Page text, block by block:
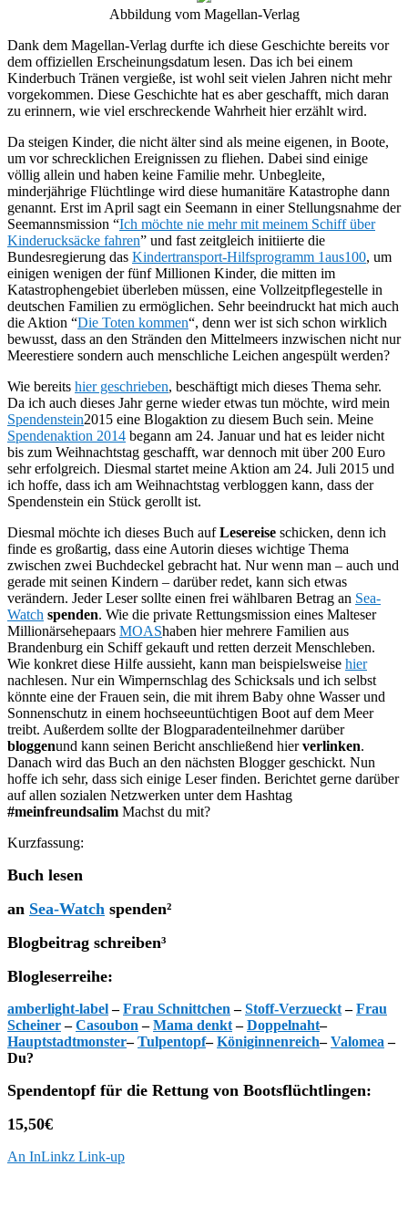
Abbildung vom Magellan-Verlag
Dank dem Magellan-Verlag durfte ich diese Geschichte bereits vor
dem offiziellen Erscheinungsdatum lesen. Das ich bei einem
Kinderbuch Tränen vergieße, ist wohl seit vielen Jahren nicht mehr
vorgekommen. Diese Geschichte hat es aber geschafft, mich daran
zu erinnern, wie viel erschreckende Wahrheit hier erzählt wird.
Da steigen Kinder, die nicht älter sind als meine eigenen, in Boote,
um vor schrecklichen Ereignissen zu fliehen. Dabei sind einige
völlig allein und haben keine Familie mehr. Unbegleite,
minderjährige Flüchtlinge wird diese humanitäre Katastrophe dann
genannt. Erst im April sagt ein Seemann in einer Stellungsnahme der
Seemannsmission “Ich möchte nie mehr mit meinem Schiff über
Kinderucksäcke fahren” und fast zeitgleich initiierte die
Bundesregierung das Kindertransport-Hilfsprogramm 1aus100, um
einigen wenigen der fünf Millionen Kinder, die mitten im
Katastrophengebiet überleben müssen, eine Vollzeitpflegestelle in
deutschen Familien zu ermöglichen. Sehr beeindruckt hat mich auch
die Aktion “Die Toten kommen“, denn wer ist sich schon wirklich
bewusst, dass an den Stränden den Mittelmeers inzwischen nicht nur
Meerestiere sondern auch menschliche Leichen angespült werden?
Wie bereits hier geschrieben, beschäftigt mich dieses Thema sehr.
Da ich auch dieses Jahr gerne wieder etwas tun möchte, wird mein
Spendenstein2015 eine Blogaktion zu diesem Buch sein. Meine
Spendenaktion 2014 begann am 24. Januar und hat es leider nicht
bis zum Weihnachtstag geschafft, war dennoch mit über 200 Euro
sehr erfolgreich. Diesmal startet meine Aktion am 24. Juli 2015 und
ich hoffe, dass ich am Weihnachtstag verbloggen kann, dass der
Spendenstein ein Stück gerollt ist.
Diesmal möchte ich dieses Buch aufLesereise schicken, denn ich
finde es großartig, dass eine Autorin dieses wichtige Thema
zwischen zwei Buchdeckel gebracht hat. Nur wenn man – auch und
gerade mit seinen Kindern – darüber redet, kann sich etwas
verändern. Jeder Leser sollte einen frei wählbaren Betrag an Sea-
Watch spenden. Wie die private Rettungsmission eines Malteser
Millionärsehepaars MOAShaben hier mehrere Familien aus
Brandenburg ein Schiff gekauft und retten derzeit Menschleben.
Wie konkret diese Hilfe aussieht, kann man beispielsweise hier
nachlesen. Nur ein Wimpernschlag des Schicksals und ich selbst
könnte eine der Frauen sein, die mit ihrem Baby ohne Wasser und
Sonnenschutz in einem hochseeuntüchtigen Boot auf dem Meer
treibt. Außerdem sollte der Blogparadenteilnehmer darüber
bloggenund kann seinen Bericht anschließend hierverlinken.
Danach wird das Buch an den nächsten Blogger geschickt. Nun
hoffe ich sehr, dass sich einige Leser finden. Berichtet gerne darüber
auf allen sozialen Netzwerken unter dem Hashtag
#meinfreundsalim Machst du mit?
Kurzfassung:
Buch lesen
an Sea-Watch spenden²
Blogbeitrag schreiben³
Blogleserreihe:
amberlight-label–Frau Schnittchen –Stoff-Verzueckt–Frau
Scheiner–Casoubon –Mama denkt–Doppelnaht–
Hauptstadtmonster–Tulpentopf–Königinnenreich–Valomea –
Du?
Spendentopf für die Rettung von Bootsflüchtlingen:
15,50€
An InLinkz Link-up